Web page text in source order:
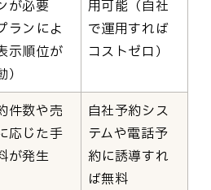
が必要
ランによ
示順位が
）
用可能（自社
で運用すれば
コストゼロ）
件数や売
応じた手
が発生
自社予約シス
テムや電話予
約に誘導すれ
ば無料